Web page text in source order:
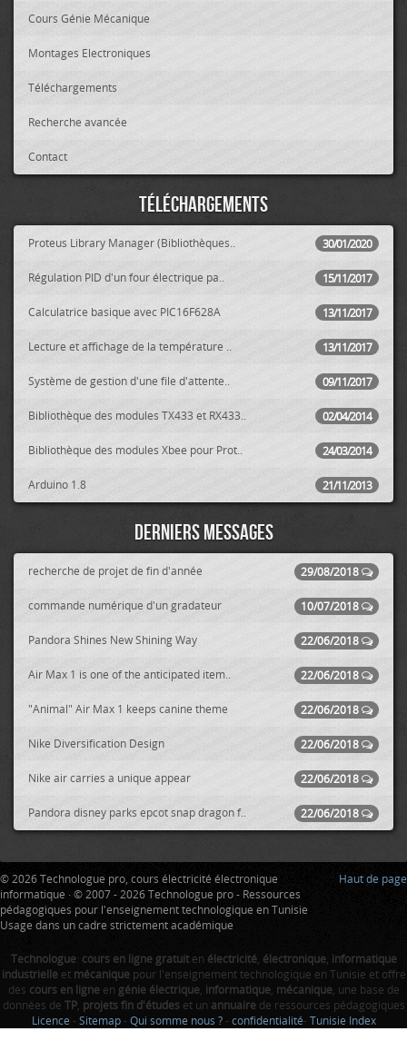
Cours Génie Mécanique
Montages Electroniques
Téléchargements
Recherche avancée
Contact
Téléchargements
30/01/2020
Proteus Library Manager (Bibliothèques..
15/11/2017
Régulation PID d'un four électrique pa..
13/11/2017
Calculatrice basique avec PIC16F628A
13/11/2017
Lecture et affichage de la température ..
09/11/2017
Système de gestion d'une file d'attente..
02/04/2014
Bibliothèque des modules TX433 et RX433..
24/03/2014
Bibliothèque des modules Xbee pour Prot..
21/11/2013
Arduino 1.8
Derniers messages
29/08/2018
recherche de projet de fin d'année
10/07/2018
commande numérique d'un gradateur
22/06/2018
Pandora Shines New Shining Way
22/06/2018
Air Max 1 is one of the anticipated item..
22/06/2018
"Animal" Air Max 1 keeps canine theme
22/06/2018
Nike Diversification Design
22/06/2018
Nike air carries a unique appear
22/06/2018
Pandora disney parks epcot snap dragon f..
Haut de page
© 2026 Technologue pro, cours électricité électronique
informatique · © 2007 - 2026 Technologue pro - Ressources
pédagogiques pour l'enseignement technologique en Tunisie
Usage dans un cadre strictement académique
Technologue: cours en ligne gratuiten électricité, électronique, informatique
industrielleet mécaniquepour l'enseignement technologique en Tunisie et offre
des cours en ligneen génie électrique, informatique, mécanique, une base de
données de TP, projets fin d'étudeset un annuairede ressources pédagogiques
Licence - Sitemap - Qui somme nous ? - confidentialité- Tunisie Index